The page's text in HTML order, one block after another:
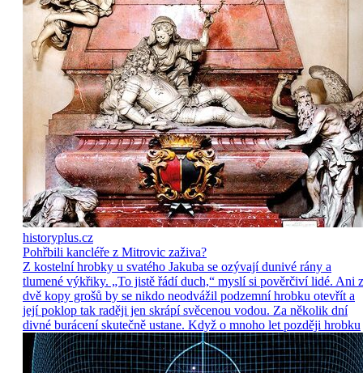
historyplus.cz
Pohřbili kancléře z Mitrovic zaživa?
Z kostelní hrobky u svatého Jakuba se ozývají dunivé rány a
tlumené výkřiky. „To jistě řádí duch,“ myslí si pověrčiví lidé. Ani
dvě kopy grošů by se nikdo neodvážil podzemní hrobku otevřít a
její poklop tak raději jen skrápí svěcenou vodou. Za několik dní
divné burácení skutečně ustane. Když o mnoho let později hrobku